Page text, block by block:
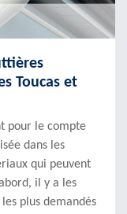
Toucas et
pour le compte
dans les
qui peuvent
il y a les
plus demandés